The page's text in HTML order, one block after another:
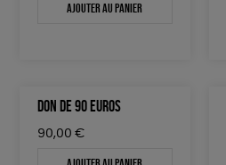
Ajouter au panier
DON DE 90 EUROS
90,00 €